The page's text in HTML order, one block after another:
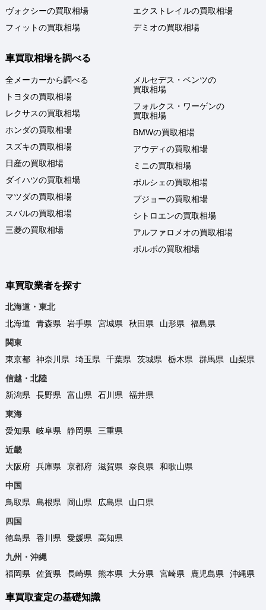
ヴォクシーの買取相場
フィットの買取相場
エクストレイルの買取相場
デミオの買取相場
車買取相場を調べる
全メーカーから調べる
トヨタの買取相場
レクサスの買取相場
ホンダの買取相場
スズキの買取相場
日産の買取相場
ダイハツの買取相場
マツダの買取相場
スバルの買取相場
三菱の買取相場
メルセデス・ベンツの
買取相場
フォルクス・ワーゲンの
買取相場
BMWの買取相場
アウディの買取相場
ミニの買取相場
ポルシェの買取相場
プジョーの買取相場
シトロエンの買取相場
アルファロメオの買取相場
ボルボの買取相場
車買取業者を探す
北海道・東北
北海道
青森県 岩手県 宮城県 秋田県 山形県
福島県
関東
東京都
神奈川県 埼玉県 千葉県 茨城県 栃木県 群馬県
山梨県
信越・北陸
新潟県
長野県 富山県 石川県
福井県
東海
愛知県
岐阜県 静岡県
三重県
近畿
大阪府
兵庫県 京都府 滋賀県 奈良県
和歌山県
中国
鳥取県
島根県 岡山県 広島県
山口県
四国
徳島県
香川県 愛媛県
高知県
九州・沖縄
福岡県
佐賀県 長崎県 熊本県 大分県 宮崎県 鹿児島県 沖縄県
車買取査定の基礎知識